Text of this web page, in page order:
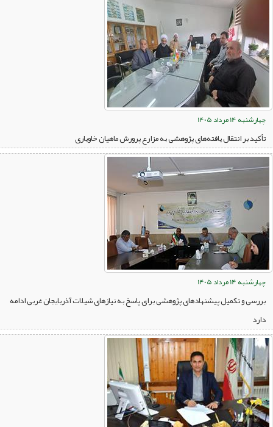
چهارشنبه 14 مرداد 1405
تأکید بر انتقال یافته‌های پژوهشی به مزارع پرورش ماهیان خاویاری
چهارشنبه 14 مرداد 1405
بررسی و تکمیل پیشنهادهای پژوهشی برای پاسخ به نیازهای شیلات آذربایجان غربی ادامه
دارد